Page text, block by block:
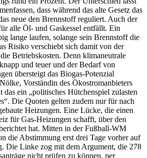
dass während das alte Gesetz das
neue den Brennstoff reguliert. Auch der
alle Öl- und Gaskessel entfällt. Ein
lange laufen, solange sein Brennstoff die
Risiko verschiebt sich damit von der
Betriebskosten. Denn klimaneutrale
und teuer und der Bedarf von
übersteigt das Biogas-Potenzial
Vorständin des Ökostromanbieters
das ein „politisches Hütchenspiel zulasten
Die Quoten gelten zudem nur für nach
Heizungen. Eine Lücke, die einen
für Gas-Heizungen schafft, über den
hat. Mitten in der Fußball-WM
die Abstimmung erst drei Tage vorher auf
Die Linke zog mit dem Argument, die 278
nicht prüfen zu können, per